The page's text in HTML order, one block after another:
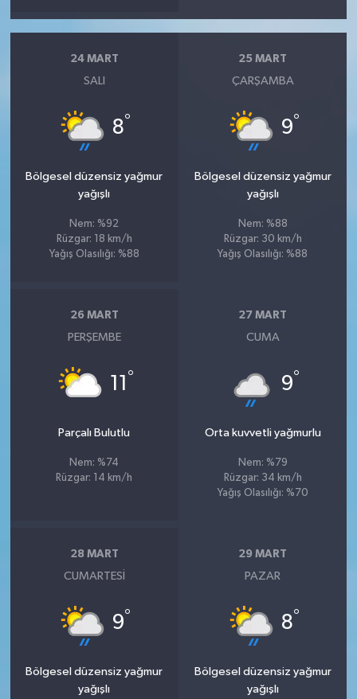
24 MART
SALI
8°
Bölgesel düzensiz yağmur
yağışlı
Nem: %92
Rüzgar: 18 km/h
Yağış Olasılığı: %88
25 MART
ÇARŞAMBA
9°
Bölgesel düzensiz yağmur
yağışlı
Nem: %88
Rüzgar: 30 km/h
Yağış Olasılığı: %88
26 MART
PERŞEMBE
11 °
Parçalı Bulutlu
Nem: %74
Rüzgar: 14 km/h
27 MART
CUMA
9°
Orta kuvvetli yağmurlu
Nem: %79
Rüzgar: 34 km/h
Yağış Olasılığı: %70
28 MART
CUMARTESI
9°
Bölgesel düzensiz yağmur
yağışlı
29 MART
PAZAR
8°
Bölgesel düzensiz yağmur
yağışlı